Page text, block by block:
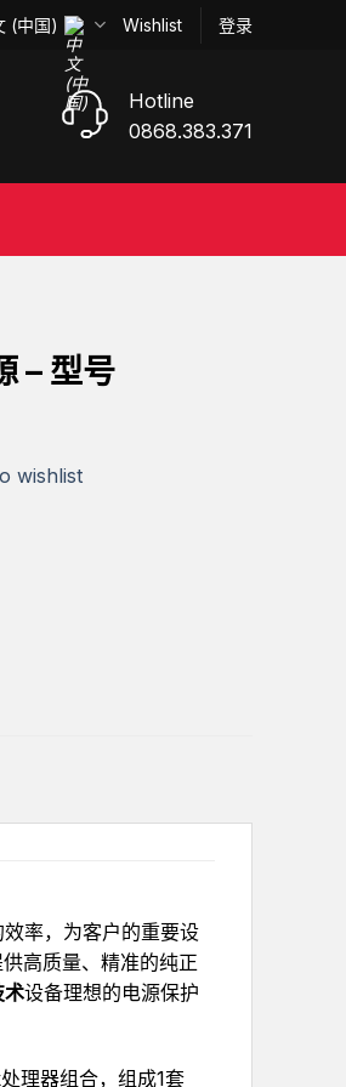
(中国) Wishlist 登录
Hotline
0868.383.371
– 型号
wishlist
率，为客户的重要设
高质量、精准的纯正
术设备理想的电源保护
理器组合，组成1套